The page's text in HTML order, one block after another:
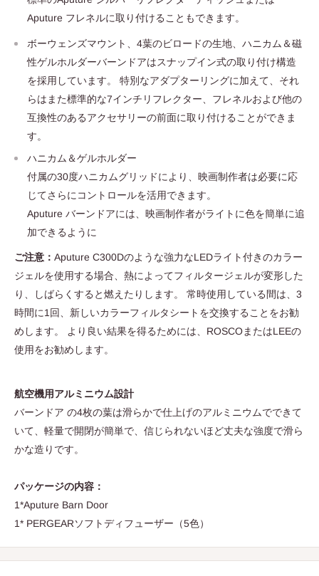
Aputure フレネルに取り付けることもできます。
ボーウェンズマウント、4葉のビロードの生地、ハニカム＆磁
性ゲルホルダーバーンドアはスナップイン式の取り付け構造
を採用しています。 特別なアダプターリングに加えて、それ
らはまた標準的な7インチリフレクター、フレネルおよび他の
互換性のあるアクセサリーの前面に取り付けることができま
す。
ハニカム＆ゲルホルダー
付属の30度ハニカムグリッドにより、映画制作者は必要に応
じてさらにコントロールを活用できます。
Aputure バーンドアには、映画制作者がライトに色を簡単に追
加できるように
ご注意： Aputure C300Dのような強力なLEDライト付きのカラー
ジェルを使用する場合、熱によってフィルタージェルが変形した
り、しばらくすると燃えたりします。 常時使用している間は、3
時間に1回、新しいカラーフィルタシートを交換することをお勧
めします。 より良い結果を得るためには、ROSCOまたはLEEの
使用をお勧めします。
航空機用アルミニウム設計
バーンドア の4枚の葉は滑らかで仕上げのアルミニウムでできて
いて、軽量で開閉が簡単で、信じられないほど丈夫な強度で滑ら
かな造りです。
パッケージの内容：
1*Aputure Barn Door
1* PERGEARソフトディフューザー（5色）